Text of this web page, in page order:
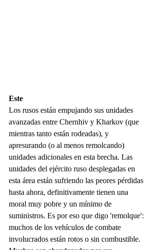
Este
Los rusos están empujando sus unidades
avanzadas entre Chernhiv y Kharkov (que
mientras tanto están rodeadas), y
apresurando (o al menos remolcando)
unidades adicionales en esta brecha. Las
unidades del ejército ruso desplegadas en
esta área están sufriendo las peores pérdidas
hasta ahora, definitivamente tienen una
moral muy pobre y un mínimo de
suministros. Es por eso que digo 'remolque':
muchos de los vehículos de combate
involucrados están rotos o sin combustible.